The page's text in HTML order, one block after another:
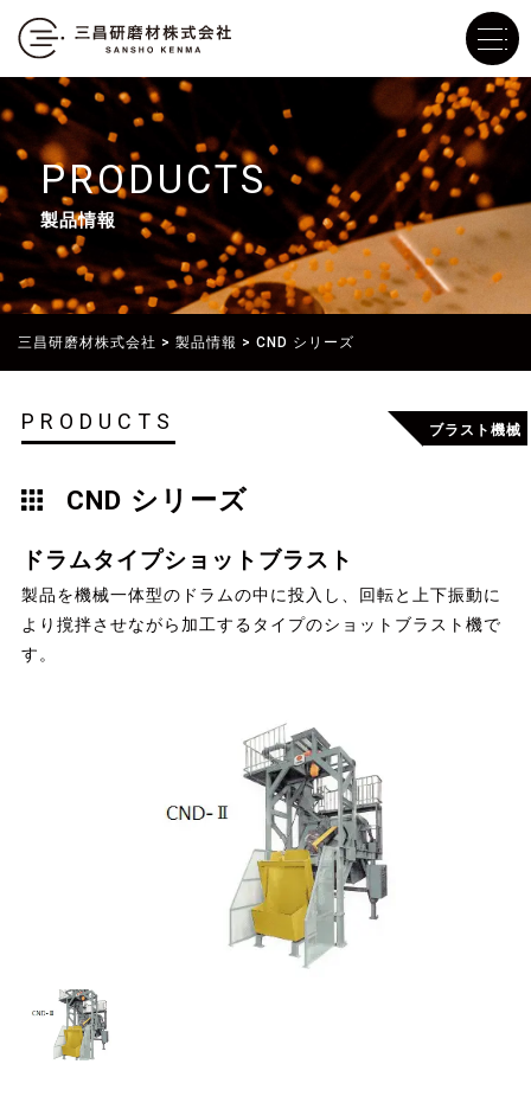
PRODUCTS
製品情報
三昌研磨材株式会社 > 製品情報 > CND シリーズ
PRODUCTS
CND シリーズ
ブラスト機械
ドラムタイプショットブラスト
製品を機械一体型のドラムの中に投入し、回転と上下振動に
より撹拌させながら加工するタイプのショットブラスト機で
す。